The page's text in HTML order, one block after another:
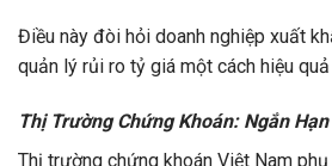
Điều này đòi hỏi doanh nghiệp xuất
quản lý rủi ro tỷ giá một cách hiệu
Thị Trường Chứng Khoán: Ngắn
Thị trường chứng khoán Việt Nam